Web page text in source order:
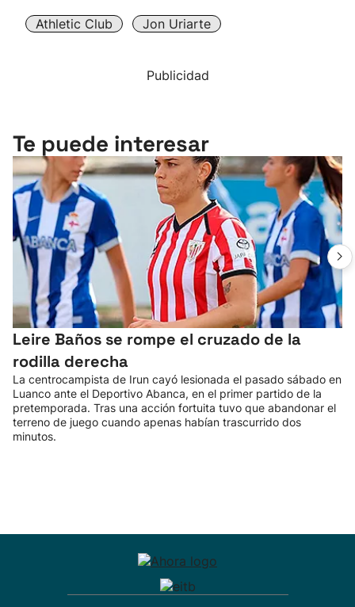
Athletic Club Jon Uriarte
Publicidad
Te puede interesar
Leire Baños se rompe el cruzado de la
rodilla derecha
La centrocampista de Irun cayó lesionada el pasado sábado en
Luanco ante el Deportivo Abanca, en el primer partido de la
pretemporada. Tras una acción fortuita tuvo que abandonar el
terreno de juego cuando apenas habían trascurrido dos
minutos.